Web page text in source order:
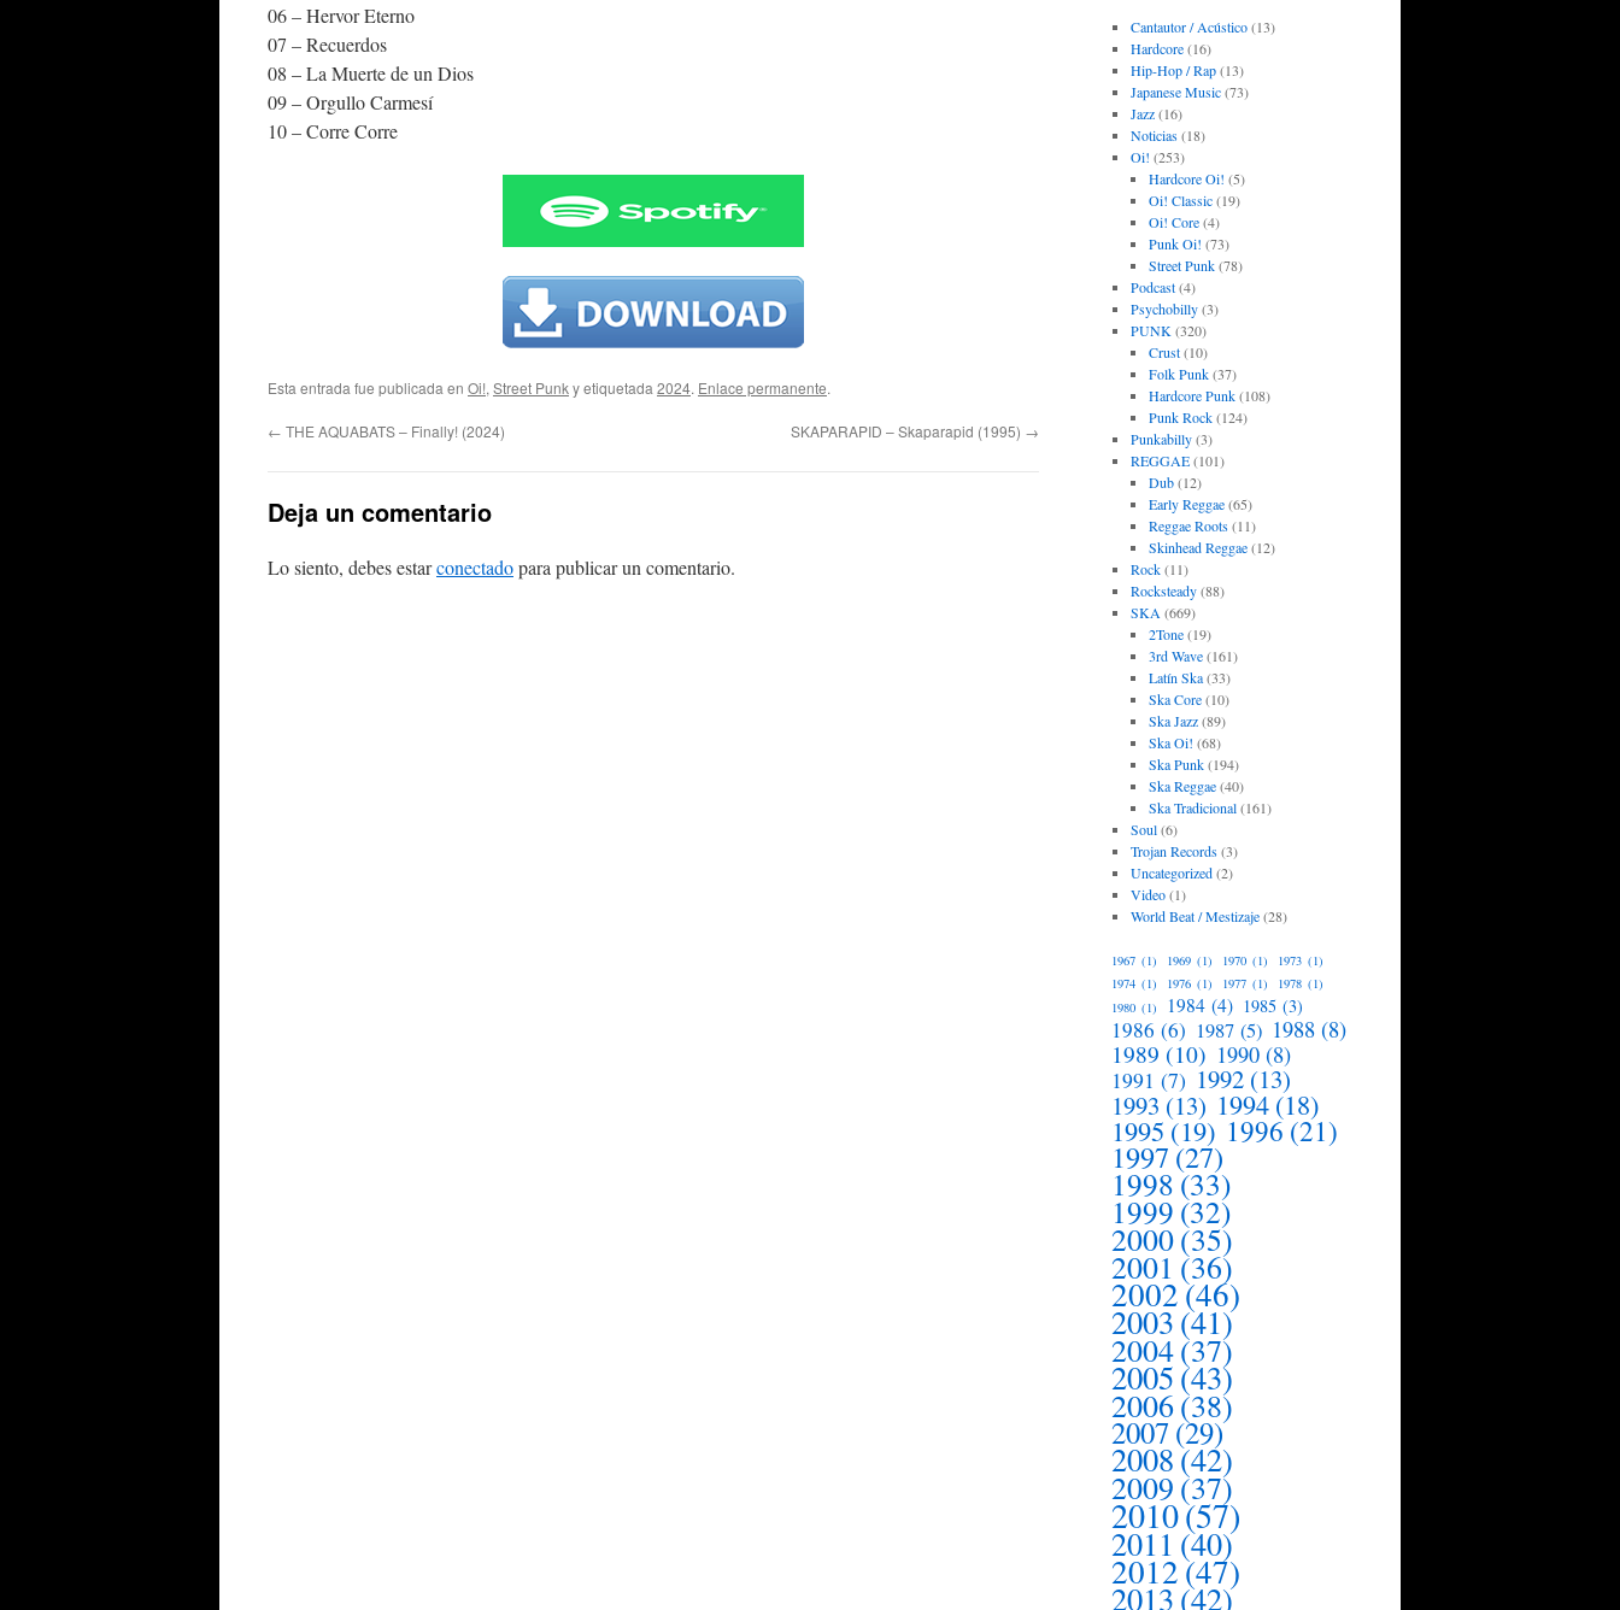
06 – Hervor Eterno
07 – Recuerdos
08 – La Muerte de un Dios
09 – Orgullo Carmesí
10 – Corre Corre
Esta entrada fue publicada en Oi!, Street Punky etiquetada 2024. Enlace permanente.
← THE AQUABATS – Finally! (2024) SKAPARAPID – Skaparapid (1995) →
Deja un comentario
Lo siento, debes estarconectadopara publicar un comentario.
Cantautor / Acústico(13)
Hardcore(16)
Hip-Hop / Rap(13)
Japanese Music(73)
Jazz(16)
Noticias(18)
Oi! (253)
Hardcore Oi! (5)
Oi! Classic(19)
Oi! Core(4)
Punk Oi! (73)
Street Punk(78)
Podcast(4)
Psychobilly(3)
PUNK (320)
Crust(10)
Folk Punk(37)
Hardcore Punk(108)
Punk Rock(124)
Punkabilly(3)
REGGAE(101)
Dub(12)
Early Reggae(65)
Reggae Roots(11)
Skinhead Reggae(12)
Rock(11)
Rocksteady(88)
SKA (669)
2Tone(19)
3rd Wave(161)
Latín Ska(33)
Ska Core(10)
Ska Jazz(89)
Ska Oi! (68)
Ska Punk(194)
Ska Reggae(40)
Ska Tradicional(161)
Soul(6)
Trojan Records(3)
Uncategorized(2)
Video(1)
World Beat / Mestizaje(28)
1967 (1) 1969 (1) 1970 (1) 1973 (1)
1974 (1) 1976 (1) 1977 (1) 1978 (1)
1980 (1) 1984 (4) 1985 (3)
1986 (6) 1987 (5) 1988 (8)
1989 (10) 1990 (8)
1991 (7) 1992 (13)
1993 (13) 1994 (18)
1995 (19) 1996 (21)
1997(27)
1998(33)
1999 (32)
2000(35)
2001 (36)
2002(46)
2003 (41)
2004(37)
2005(43)
2006(38)
2007 (29)
2008(42)
2009 (37)
2010(57)
2011 (40)
2012(47)
2013 (42)